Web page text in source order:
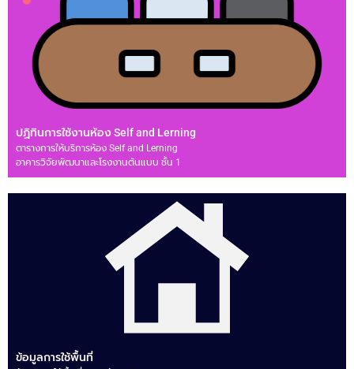
ปฏิทินการใช้งานห้อง Self and Lerning
ตารางการให้บริการห้อง Self and Lerning
อาคารวิจัยพัฒนาและโรงงานต้นแบบ ชั้น 1
ข้อมูลการใช้พื้นที่